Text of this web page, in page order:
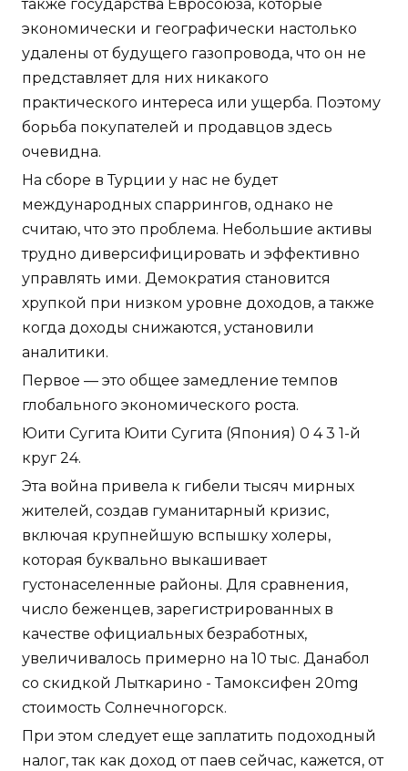
также государства Евросоюза, которые
экономически и географически настолько
удалены от будущего газопровода, что он не
представляет для них никакого
практического интереса или ущерба. Поэтому
борьба покупателей и продавцов здесь
очевидна.
На сборе в Турции у нас не будет
международных спаррингов, однако не
считаю, что это проблема. Небольшие активы
трудно диверсифицировать и эффективно
управлять ими. Демократия становится
хрупкой при низком уровне доходов, а также
когда доходы снижаются, установили
аналитики.
Первое — это общее замедление темпов
глобального экономического роста.
Юити Сугита Юити Сугита (Япония) 0 4 3 1-й
круг 24.
Эта война привела к гибели тысяч мирных
жителей, создав гуманитарный кризис,
включая крупнейшую вспышку холеры,
которая буквально выкашивает
густонаселенные районы. Для сравнения,
число беженцев, зарегистрированных в
качестве официальных безработных,
увеличивалось примерно на 10 тыс. Данабол
со скидкой Лыткарино - Тамоксифен 20mg
стоимость Солнечногорск.
При этом следует еще заплатить подоходный
налог, так как доход от паев сейчас, кажется, от